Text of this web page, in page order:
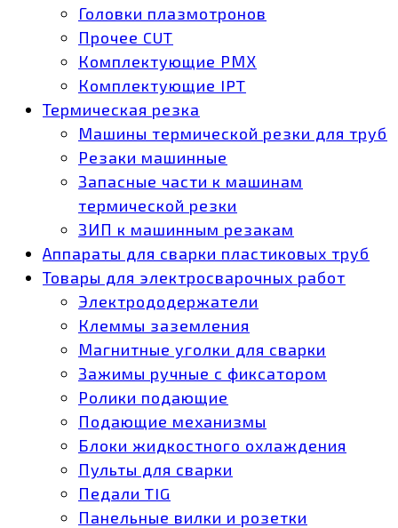
Головки плазмотронов
Прочее CUT
Комплектующие РМХ
Комплектующие IPT
Термическая резка
Машины термической резки для труб
Резаки машинные
Запасные части к машинам
термической резки
ЗИП к машинным резакам
Аппараты для сварки пластиковых труб
Товары для электросварочных работ
Электрододержатели
Клеммы заземления
Магнитные уголки для сварки
Зажимы ручные с фиксатором
Ролики подающие
Подающие механизмы
Блоки жидкостного охлаждения
Пульты для сварки
Педали TIG
Панельные вилки и розетки